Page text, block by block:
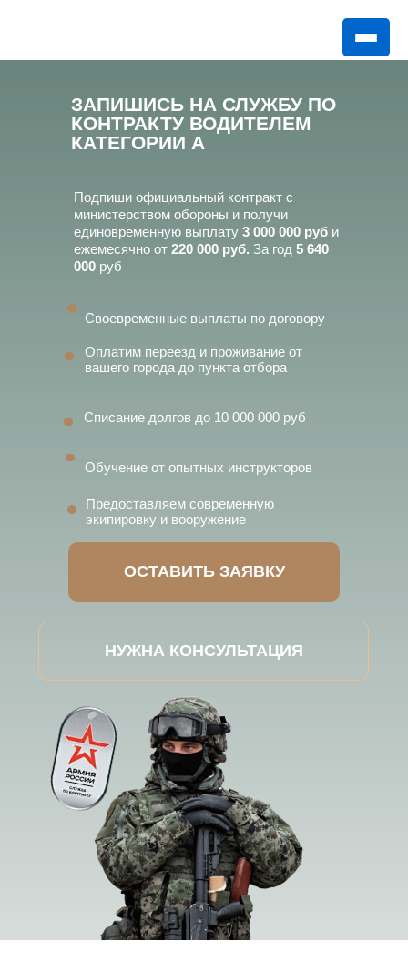
ЗАПИШИСЬ НА СЛУЖБУ ПО
КОНТРАКТУ ВОДИТЕЛЕМ
КАТЕГОРИИ А
Подпиши официальный контракт с
министерством обороны и получи
единовременную выплату 3 000 000 руб и
ежемесячно от 220 000 руб. За год 5 640
000 руб
ОСТАВИТЬ ЗАЯВКУ
НУЖНА КОНСУЛЬТАЦИЯ
Оплатим переезд и проживание от
вашего города до пункта отбора
Предоставляем современную
экипировку и вооружение
Списание долгов до 10 000 000 руб
Обучение от опытных инструкторов
Своевременные выплаты по договору